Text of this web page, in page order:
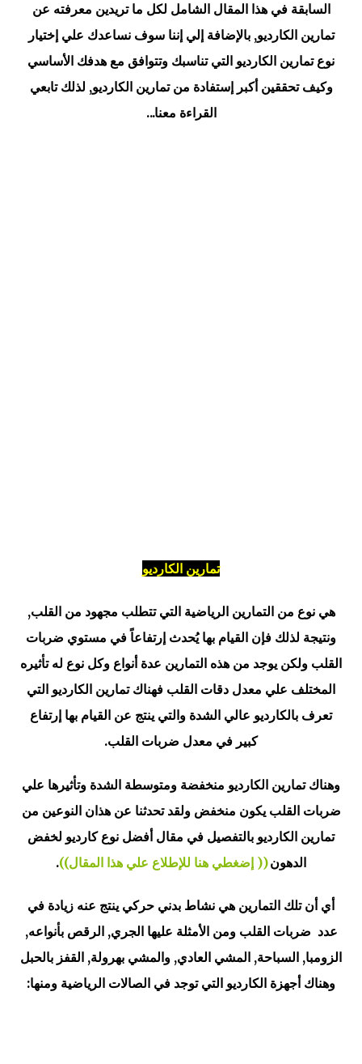
السابقة في هذا المقال الشامل لكل ما تريدين معرفته عن
تمارين الكارديو, بالإضافة إلي إننا سوف نساعدك علي إختيار
نوع تمارين الكارديو التي تناسبك وتتوافق مع هدفك الأساسي
وكيف تحققين أكبر إستفادة من تمارين الكارديو, لذلك تابعي
القراءة معنا...
تمارين الكارديو
هي نوع من التمارين الرياضية التي تتطلب مجهود من القلب,
ونتيجة لذلك فإن القيام بها يُحدث إرتفاعاً في مستوي ضربات
القلب ولكن يوجد من هذه التمارين عدة أنواع وكل نوع له تأثيره
المختلف علي معدل دقات القلب فهناك تمارين الكارديو التي
تعرف بالكارديو عالي الشدة والتي ينتج عن القيام بها إرتفاع
كبير في معدل ضربات القلب.
وهناك تمارين الكارديو منخفضة ومتوسطة الشدة وتأثيرها علي
ضربات القلب يكون منخفض ولقد تحدثنا عن هذان النوعين من
تمارين الكارديو بالتفصيل في مقال أفضل نوع كارديو لخفض
الدهون(( إضغطي هنا للإطلاع علي هذا المقال)).
أي أن تلك التمارين هي نشاط بدني حركي ينتج عنه زيادة في
عدد ضربات القلب ومن الأمثلة عليها الجري, الرقص بأنواعه,
الزومبا, السباحة, المشي العادي, والمشي بهرولة, القفز بالحبل
وهناك أجهزة الكارديو التي توجد في الصالات الرياضية ومنها: